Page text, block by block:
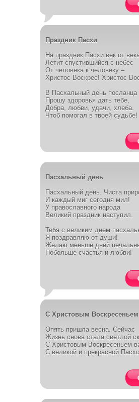
Праздник Пасхи
На праздник Пасхи век от
Летит спустившийся с небес
От человека к человеку –
Христос Воскрес! Христос
В Пасхальный день посланца
Прошу здоровья дать тебе,
Добра, любви, удачи, хлеба.
Чтоб помогал в твоей судьбе!
Пасхальный день
Пасхальный день. Чиста
И каждый миг сегодня мил!
У православного народа
Великий праздник наступил.
Тебя с великим днем
Я поздравляю от души!
Желаю меньше дней
Побольше счастья и любви!
С Христовым Воскресеньем
Опять пришла весна. Сейчас
Жизнь снова стала светлой
С Христовым Воскресеньем
С великой и прекрасной